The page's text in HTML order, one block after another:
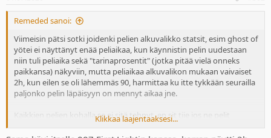
:
Remeded sanoi:
Viimeisin pätsi sotki joidenki pelien alkuvalikko statsit, esim ghost of
yötei ei näyttänyt enää peliaikaa, kun käynnistin pelin uudestaan
niin tuli peliaika sekä "tarinaprosentit" (jotka pitää vielä onneks
paikkansa) näkyviin, mutta peliaikaa alkuvalikon mukaan vaivaiset
2h, kun eilen se oli lähemmäs 90, harmittaa ku itte tykkään seurailla
paljonko pelin läpäisyyn on mennyt aikaa jne.
Kaikkien pelien kohalla se ei sitä tehnyt, en sit tiie jos ne pelit
käynnistää uudestaan että alkaako laskurit taas alusta jne.
Klikkaa laajentaaksesi...